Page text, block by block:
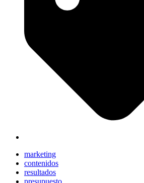
marketing
contenidos
resultados
presupuesto